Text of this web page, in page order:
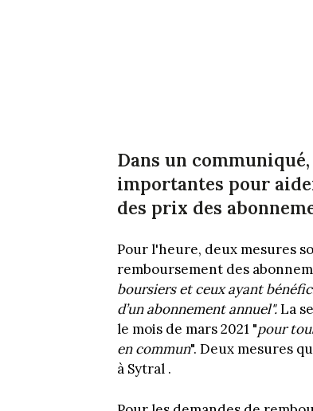
Dans un
importantes pour
des prix des
Pour l'heure, deux mesures
remboursement des
boursiers et ceux ayant
d’un abonnement annuel".La
le mois de mars 2021 "pour
en commun". Deux mesures
à Sytral .